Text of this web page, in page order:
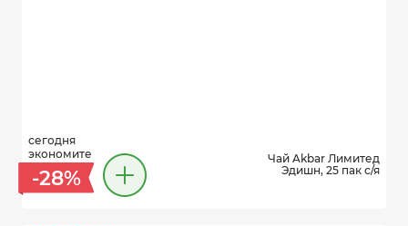
сегодня
экономите
-28%
Чай Akbar Лимитед
Эдишн, 25 пак с/я